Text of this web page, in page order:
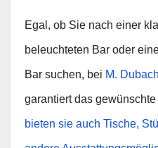
Egal, ob Sie nach einer
beleuchteten Bar oder
Bar suchen, bei M.
garantiert das
bieten sie auch Tische,